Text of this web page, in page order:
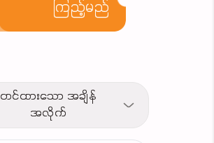
ကြည့်မည်
တင်ထားသော အချိန်
အလိုက်